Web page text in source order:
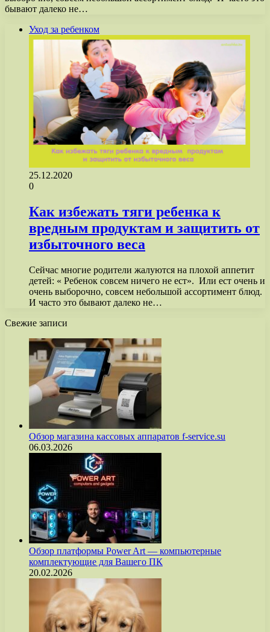
бывают далеко не…
Уход за ребенком
25.12.2020
0
Как избежать тяги ребенка к
вредным продуктам и защитить от
избыточного веса
Сейчас многие родители жалуются на плохой аппетит
детей: « Ребенок совсем ничего не ест». Или ест очень и
очень выборочно, совсем небольшой ассортимент блюд.
И часто это бывают далеко не…
Свежие записи
Обзор магазина кассовых аппаратов f-service.su
06.03.2026
Обзор платформы Power Art — компьютерные
комплектующие для Вашего ПК
20.02.2026